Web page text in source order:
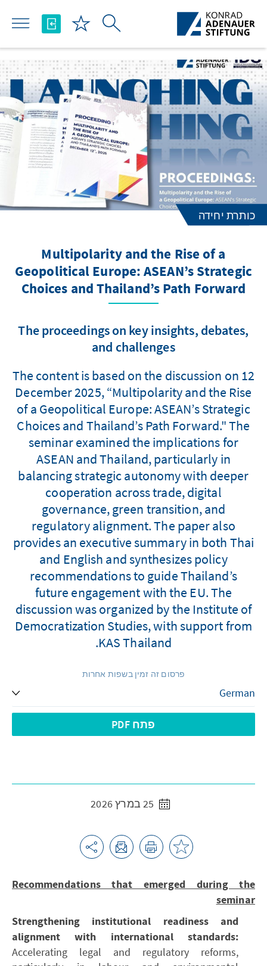
Skip to Main Content
כותרת יחידה
Multipolarity and the Rise of a
Geopolitical Europe: ASEAN’s Strategic
Choices and Thailand’s Path Forward
The proceedings on key insights, debates,
and challenges
The content is based on the discussion on 12
December 2025, “Multipolarity and the Rise
of a Geopolitical Europe: ASEAN’s Strategic
Choices and Thailand’s Path Forward." The
seminar examined the implications for
ASEAN and Thailand, particularly in
balancing strategic autonomy with deeper
cooperation across trade, digital
governance, green transition, and
regulatory alignment. The paper also
provides an executive summary in both Thai
and English and synthesizes policy
recommendations to guide Thailand’s
future engagement with the EU. The
discussion was organized by the Institute of
Democratization Studies, with support from
KAS Thailand.
פרסום זה זמין בשפות אחרות
פתח PDF
Recommendations that emerged during the
seminar
Strengthening institutional readiness and
alignment with international standards:
Accelerating legal and regulatory reforms,